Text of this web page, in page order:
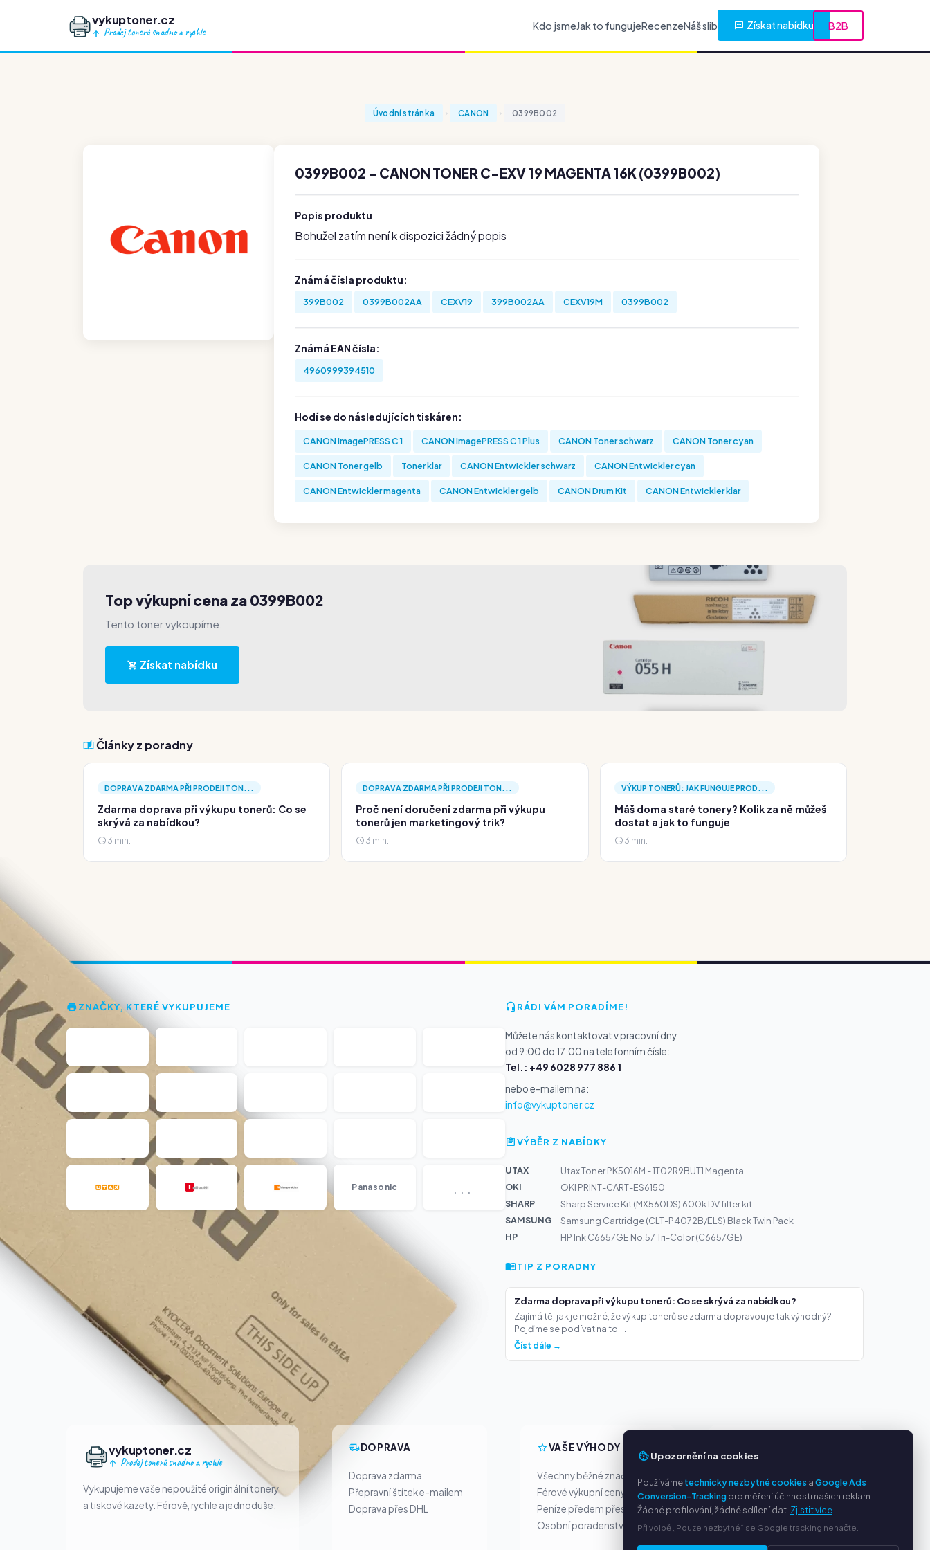
vykuptoner.cz
Prodej tonerů snadno a rychle
Kdo jsmeJak to fungujeRecenzeNáš slib Získat nabídku B2B
Úvodní stránka CANON 0399B002
0399B002 - CANON TONER C-EXV 19 MAGENTA 16K (0399B002)
Popis produktu
Bohužel zatím není k dispozici žádný popis
Známá čísla produktu:
399B002 0399B002AA CEXV19 399B002AA CEXV19M 0399B002
Známá EAN čísla:
4960999394510
Hodí se do následujících tiskáren:
CANON imagePRESS C 1 CANON imagePRESS C 1 Plus CANON Toner schwarz CANON Toner cyan
CANON Toner gelb Toner klar CANON Entwickler schwarz CANON Entwickler cyan
CANON Entwickler magenta CANON Entwickler gelb CANON Drum Kit CANON Entwickler klar
Top výkupní cena za 0399B002
Tento toner vykoupíme.
Získat nabídku
Články z poradny
DOPRAVA ZDARMA PŘI PRODEJI TON...
Zdarma doprava při výkupu tonerů: Co se
skrývá za nabídkou?
3 min.
DOPRAVA ZDARMA PŘI PRODEJI TON...
Proč není doručení zdarma při výkupu
tonerů jen marketingový trik?
3 min.
VÝKUP TONERŮ: JAK FUNGUJE PROD...
Máš doma staré tonery? Kolik za ně můžeš
dostat a jak to funguje
3 min.
ZNAČKY, KTERÉ VYKUPUJEME
Panasonic ...
RÁDI VÁM PORADÍME!
Můžete nás kontaktovat v pracovní dny
od 9:00 do 17:00 na telefonním čísle:
Tel.: +49 6028 977 886 1
nebo e-mailem na:
info@vykuptoner.cz
VÝBĚR Z NABÍDKY
UTAX
Utax Toner PK5016M - 1T02R9BUT1 Magenta
OKI
OKI PRINT-CART-ES6150
SHARP
Sharp Service Kit (MX560DS) 600k DV filter kit
SAMSUNG
Samsung Cartridge (CLT-P4072B/ELS) Black Twin Pack
HP
HP Ink C6657GE No.57 Tri-Color (C6657GE)
TIP Z PORADNY
Zdarma doprava při výkupu tonerů: Co se skrývá za nabídkou?
Zajímá tě, jak je možné, že výkup tonerů se zdarma dopravou je tak výhodný?
Pojďme se podívat na to,...
Číst dále →
vykuptoner.cz
Prodej tonerů snadno a rychle
Vykupujeme vaše nepoužité originální tonery
a tiskové kazety. Férově, rychle a jednoduše.
DOPRAVA
Doprava zdarma
Přepravní štítek e-mailem
Doprava přes DHL
VAŠE VÝHODY
Všechny běžné značky
Férové výkupní ceny
Peníze předem přes PayPal
Osobní poradenství
Ochrana osobních údajů
Kontakt / Právní informace
Časté dotazy (FAQ)
Upozornění na cookies
Používámetechnicky nezbytné cookies aGoogle Ads
Conversion-Trackingpro měření účinnosti našich reklam.
Žádné profilování, žádné sdílení dat. Zjistit více
Při volbě „Pouze nezbytné“ se Google tracking nenačte.